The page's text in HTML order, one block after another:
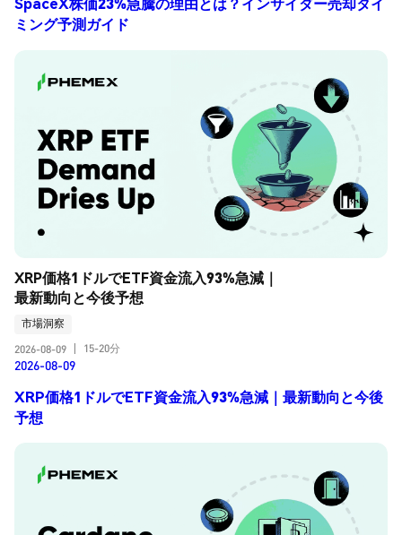
ミング予測ガイド
XRP価格1ドルでETF資金流入93%急減｜
最新動向と今後予想
市場洞察
2026-08-09
15-20分
2026-08-09
XRP価格1ドルでETF資金流入93%急減｜最新動向と今後
予想